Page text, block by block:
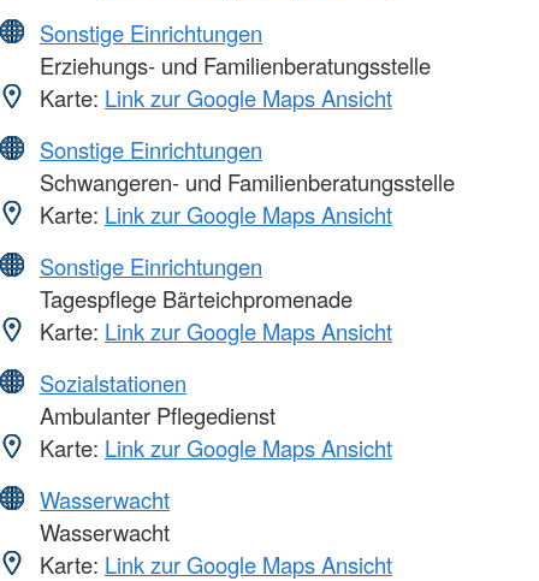
Sonstige Einrichtungen
Erziehungs- und Familienberatungsstelle
Karte: Link zur Google Maps Ansicht
Sonstige Einrichtungen
Schwangeren- und Familienberatungsstelle
Karte: Link zur Google Maps Ansicht
Sonstige Einrichtungen
Tagespflege Bärteichpromenade
Karte: Link zur Google Maps Ansicht
Sozialstationen
Ambulanter Pflegedienst
Karte: Link zur Google Maps Ansicht
Wasserwacht
Wasserwacht
Karte: Link zur Google Maps Ansicht